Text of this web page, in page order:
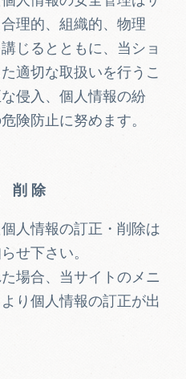
理的、組織的、物理
じるとともに、当ショ
適切な取扱いを行うこ
侵入、個人情報の紛
険防止に努めます。
削除
人情報の訂正・削除は
せ下さい。
場合、当サイトのメニ
り個人情報の訂正が出